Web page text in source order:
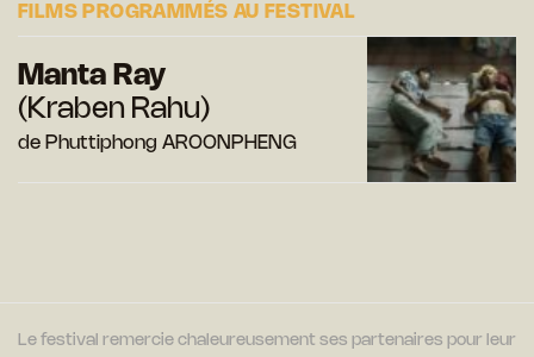
FILMS PROGRAMMÉS AU FESTIVAL
Manta Ray
(Kraben Rahu)
de Phuttiphong AROONPHENG
Le festival remercie chaleureusement ses partenaires pour leur